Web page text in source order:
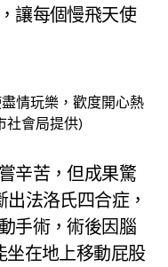
讓每個慢飛天使
情玩樂，歡度開心熱
社會局提供)
辛苦，但成果驚
法洛氏四合症，
手術，術後因腦
坐在地上移動屁股